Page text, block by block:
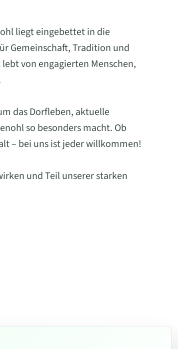
liegt eingebettet in die
Gemeinschaft, Tradition und
von engagierten Menschen,
das Dorfleben, aktuelle
so besonders macht. Ob
– bei uns ist jeder willkommen!
und Teil unserer starken